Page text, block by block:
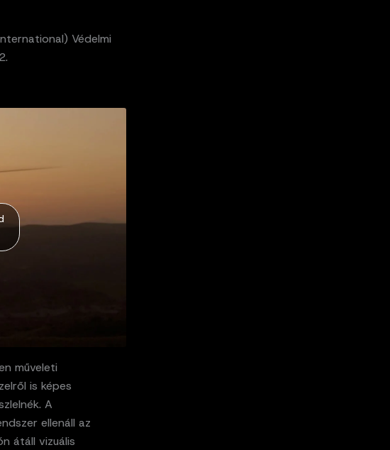
Védelmi
műveleti
is képes
A
ellenáll az
átáll vizuális